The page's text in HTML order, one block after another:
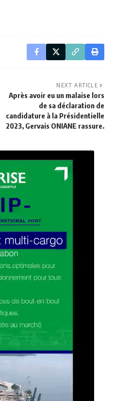
NEXT ARTICLE
Après avoir eu un malaise lors
de sa déclaration de
candidature à la Présidentielle
2023, Gervais ONIANE rassure.